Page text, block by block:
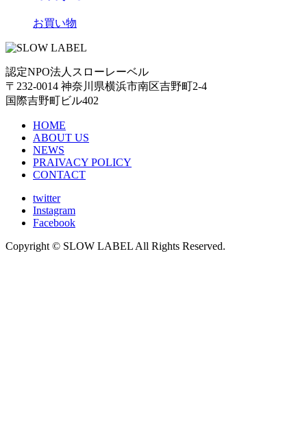
お買い物
認定NPO法人スローレーベル
〒232-0014 神奈川県横浜市南区吉野町2-4
国際吉野町ビル402
HOME
ABOUT US
NEWS
PRAIVACY POLICY
CONTACT
twitter
Instagram
Facebook
Copyright © SLOW LABEL All Rights Reserved.